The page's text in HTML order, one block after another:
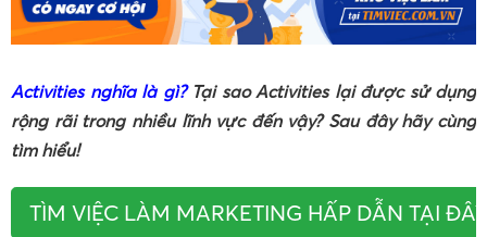
Activities nghĩa là gì?Tại sao Activities lại được sử dụng
rộng rãi trong nhiều lĩnh vực đến vậy? Sau đây hãy cùng
tìm hiểu!
TÌM VIỆC LÀM MARKETING HẤP DẪN TẠI